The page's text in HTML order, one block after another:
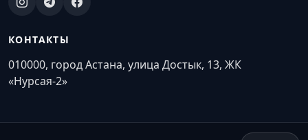
КОНТАКТЫ
010000, город Астана, улица Достык, 13, ЖК
«Нурсая-2»